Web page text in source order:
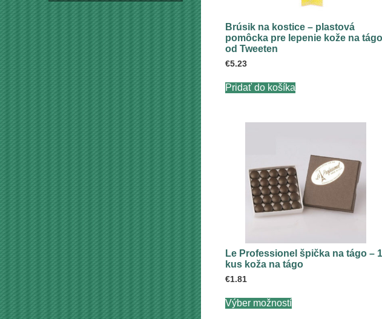
Brúsik na kostice – plastová
pomôcka pre lepenie kože na tágo
od Tweeten
€5.23
Pridať do košíka
Le Professionel špička na tágo – 1
kus koža na tágo
€1.81
Výber možností